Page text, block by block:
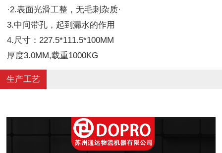
·2.表面光滑工整，无毛刺杂质·
3.中间带孔，起到漏水的作用
4.尺寸：227.5*111.5*100MM
厚度3.0MM,载重1000KG
生产工艺